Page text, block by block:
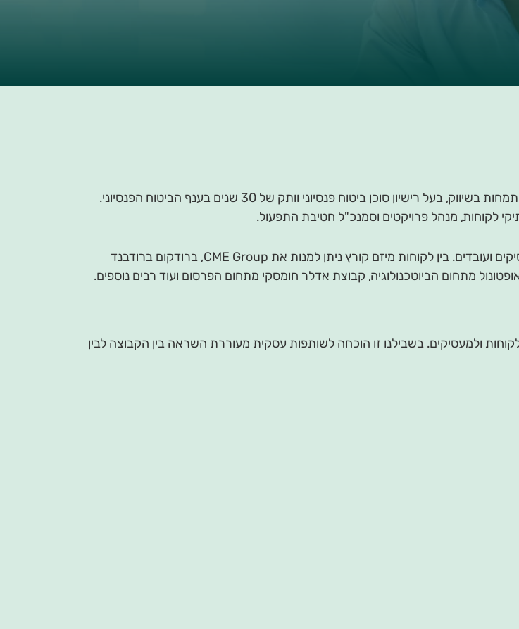
סוכן ביטוח פנסיוני וותק של 30 שנים בענף הביטוח הפנסיוני.
בשנת 2010 הקים יחד עם שקל שותפות לניהול הסדרים פנסיונים למעסיקים ועובדים. בין לקוחות מיזם קורץ ניתן למנות את CME Group, ברודקום ברודבנד
ולמעסיקים. בשבילנו זו הוכחה לשותפות עסקית מעוררת השראה בין הקבוצה לבין